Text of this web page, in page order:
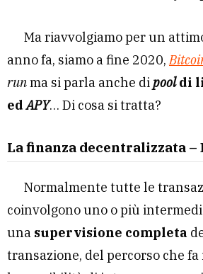
Ma riavvolgiamo per un
anno fa, siamo a fine 2020,
runma si parla anche dipooldi
edAPY… Di cosa si tratta?
La finanza decentralizzata –
Normalmente tutte le
coinvolgono uno o più
una supervisione completa
transazione, del percorso che